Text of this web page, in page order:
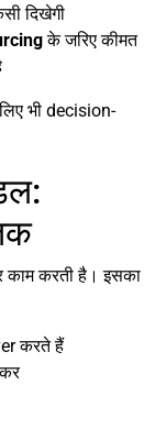
दिखेगी
के जरिए कीमत
भी decision-
काम करती है। इसका
करते हैं